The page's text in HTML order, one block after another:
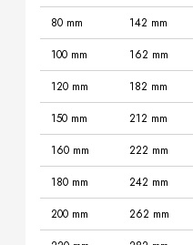
80 mm
142 mm
100 mm
162 mm
120 mm
182 mm
150 mm
212 mm
160 mm
222 mm
180 mm
242 mm
200 mm
262 mm